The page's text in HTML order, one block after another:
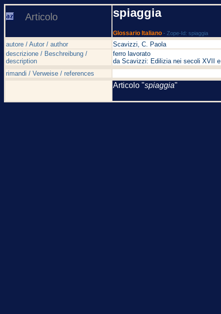
Articolo spiaggia
Glossario Italiano - Zope-Id: spiaggia
autore / Autor / author
Scavizzi, C. Paola
descrizione / Beschreibung /
description
ferro lavorato
da Scavizzi: Edilizia nei secoli XVII
rimandi / Verweise / references
Articolo "spiaggia"